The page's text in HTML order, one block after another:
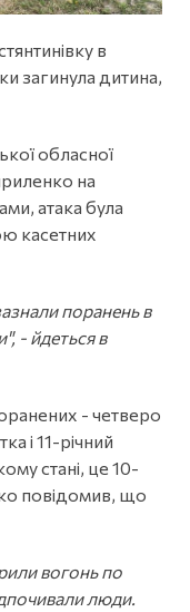
в
загинула дитина,
обласної
на
атака була
касетних
поранень в
- йдеться в
- четверо
і 11-річний
стані, це 10-
повідомив, що
вогонь по
люди.